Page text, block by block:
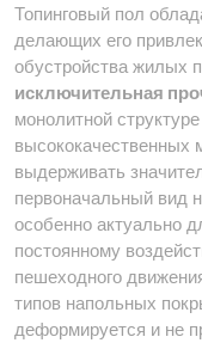
Топинговый пол
делающих его
обустройства жилых
исключительная
монолитной
высококачественных
выдерживать
первоначальный вид
особенно актуально
постоянному
пешеходного
типов напольных
деформируется и не